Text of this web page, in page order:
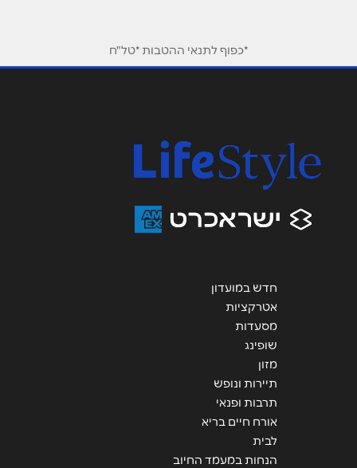
אנא חזרו אלי בקשר ל...
מתחם רוגובין המחקר 3
מתחם G וייצמן 207
ראשון לציון
ירושלים
שדרות יצחק רבין 10
באר שבע
החיטה 1
*כפוף לתנאי ההטבות *טל"ח
חדש במועדון
אטרקציות
מסעדות
שופינג
מזון
תיירות ונופש
תרבות ופנאי
אורח חיים בריא
לבית
הנחות במעמד החיוב